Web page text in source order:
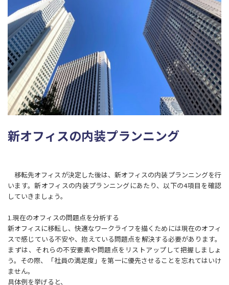
新オフィスの内装プランニング
移転先オフィスが決定した後は、新オフィスの内装プランニングを行
います。新オフィスの内装プランニングにあたり、以下の4項目を確認
していきましょう。
1.現在のオフィスの問題点を分析する
新オフィスに移転し、快適なワークライフを描くためには現在のオフィ
スで感じている不安や、抱えている問題点を解決する必要があります。
まずは、それらの不安要素や問題点をリストアップして把握しましょ
う。その際、「社員の満足度」を第一に優先させることを忘れてはいけ
ません。
具体例を挙げると、